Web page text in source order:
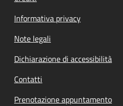
Informativa privacy
Note legali
Dichiarazione di accessibilità
Contatti
Prenotazione appuntamento